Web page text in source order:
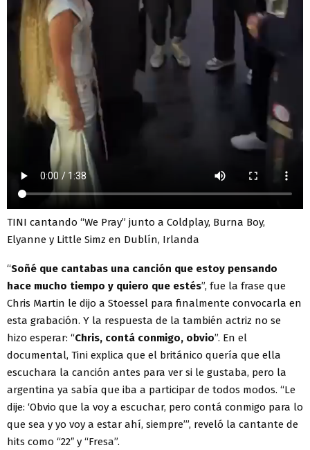
TINI cantando “We Pray” junto a Coldplay, Burna Boy,
Elyanne y Little Simz en Dublín, Irlanda
“Soñé que cantabas una canción que estoy pensando
hace mucho tiempo y quiero que estés”, fue la frase que
Chris Martin le dijo a Stoessel para finalmente convocarla en
esta grabación. Y la respuesta de la también actriz no se
hizo esperar: “Chris, contá conmigo, obvio”. En el
documental, Tini explica que el británico quería que ella
escuchara la canción antes para ver si le gustaba, pero la
argentina ya sabía que iba a participar de todos modos. “Le
dije: ‘Obvio que la voy a escuchar, pero contá conmigo para lo
que sea y yo voy a estar ahí, siempre’”, reveló la cantante de
hits como “22″ y “Fresa”.